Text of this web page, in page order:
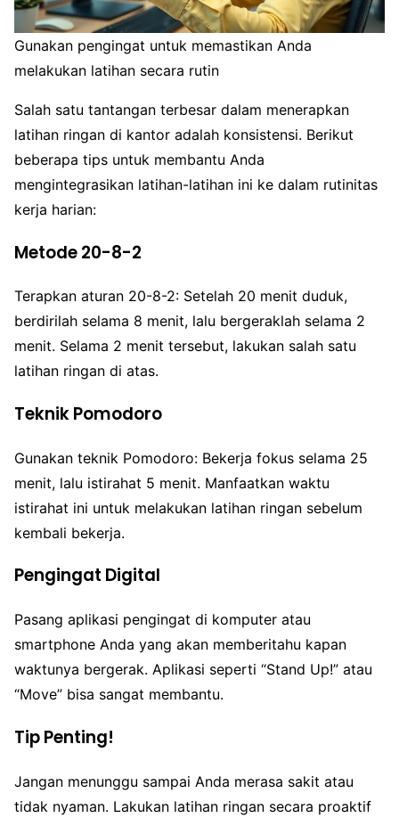
Gunakan pengingat untuk memastikan Anda
melakukan latihan secara rutin
Salah satu tantangan terbesar dalam menerapkan
latihan ringan di kantor adalah konsistensi. Berikut
beberapa tips untuk membantu Anda
mengintegrasikan latihan-latihan ini ke dalam rutinitas
kerja harian:
Metode 20-8-2
Terapkan aturan 20-8-2: Setelah 20 menit duduk,
berdirilah selama 8 menit, lalu bergeraklah selama 2
menit. Selama 2 menit tersebut, lakukan salah satu
latihan ringan di atas.
Teknik Pomodoro
Gunakan teknik Pomodoro: Bekerja fokus selama 25
menit, lalu istirahat 5 menit. Manfaatkan waktu
istirahat ini untuk melakukan latihan ringan sebelum
kembali bekerja.
Pengingat Digital
Pasang aplikasi pengingat di komputer atau
smartphone Anda yang akan memberitahu kapan
waktunya bergerak. Aplikasi seperti “Stand Up!” atau
“Move” bisa sangat membantu.
Tip Penting!
Jangan menunggu sampai Anda merasa sakit atau
tidak nyaman. Lakukan latihan ringan secara proaktif